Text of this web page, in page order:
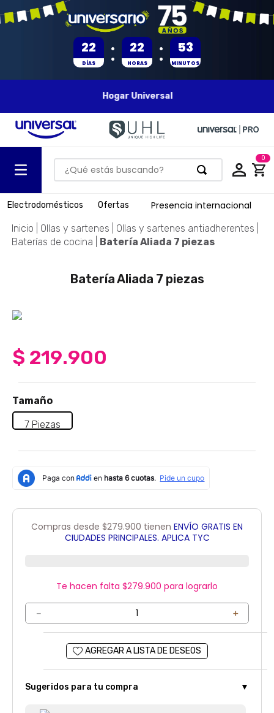
22
DÍAS : 22
HORAS : 53
MINUTOS
Hogar Universal
¿Qué estás buscando? 0
Electrodomésticos Ofertas Presencia internacional
Ollas y sartenes
Ollas y sartenes antiadherentes
Baterías de cocina
Batería Aliada 7 piezas
Batería Aliada 7 piezas
$ 219.900
Tamaño
7 Piezas
Compras desde $279.900 tienen ENVÍO GRATIS EN
CIUDADES PRINCIPALES. APLICA TYC
Te hacen falta $279.900 para lograrlo
＋
－
Sugeridos para tu compra ▼
TÉRMINOS MÁS BUSCADOS
batería
cafetera
caldero
. cuchillos